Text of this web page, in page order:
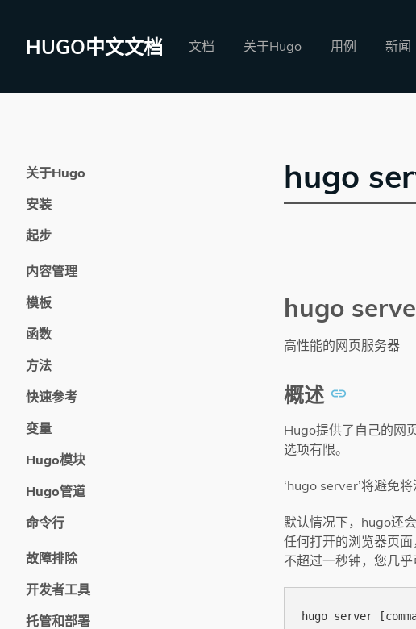
HUGO中文文档 文档 关于Hugo 用例 新闻
关于Hugo
安装
起步
内容管理
模板
函数
方法
快速参考
变量
Hugo模块
Hugo管道
命令行
故障排除
开发者工具
托管和部署
hugo
hugo
高性能的网页服务器
概述
Hugo提供了自己的网
选项有限。
‘hugo server’将避免
默认情况下，hugo还
任何打开的浏览器页
不超过一秒钟，您几乎